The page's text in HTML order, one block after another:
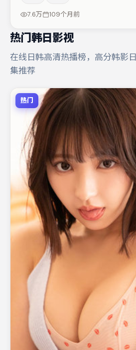
喜剧/悬疑调剂（视场次而定）。若你
7.6万 109个月前
热门韩日影视
在线日韩高清热播榜，高分韩影
集推荐
热门